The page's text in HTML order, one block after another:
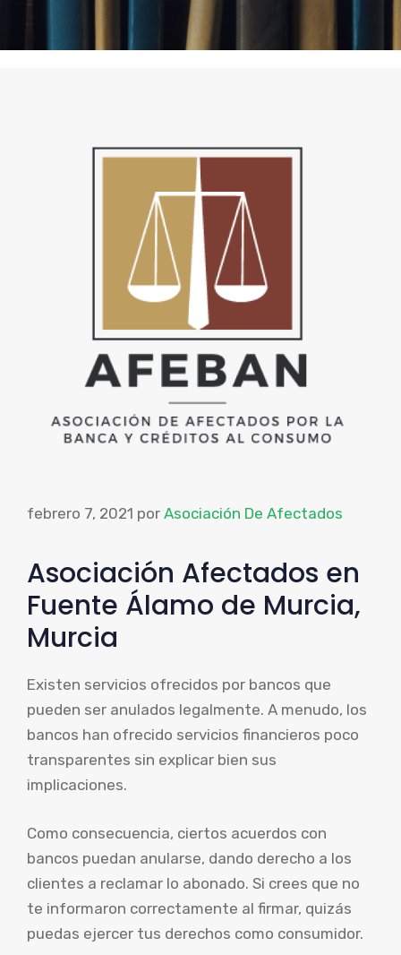
febrero 7, 2021 por Asociación De Afectados
Asociación Afectados en
Fuente Álamo de Murcia,
Murcia
Existen servicios ofrecidos por bancos que
pueden ser anulados legalmente. A menudo, los
bancos han ofrecido servicios financieros poco
transparentes sin explicar bien sus
implicaciones.
Como consecuencia, ciertos acuerdos con
bancos puedan anularse, dando derecho a los
clientes a reclamar lo abonado. Si crees que no
te informaron correctamente al firmar, quizás
puedas ejercer tus derechos como consumidor.